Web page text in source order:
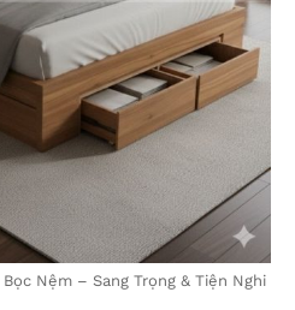
Nệm – Sang Trọng & Tiện Nghi